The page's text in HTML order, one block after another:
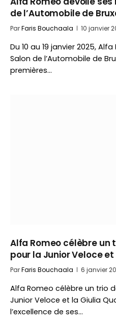
de l’Automobile de
ParFaris Bouchaala 10 janvier
Du 10 au 19 janvier 2025,
Salon de l’Automobile de
premières…
Alfa Romeo célèbre un
pour la Junior Veloce
ParFaris Bouchaala 6 janvier
Alfa Romeo célèbre un trio
Junior Veloce et la Giulia
l’excellence de ses…